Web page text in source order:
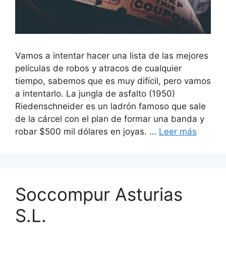
Vamos a intentar hacer una lista de las mejores
películas de robos y atracos de cualquier
tiempo, sabemos que es muy difícil, pero vamos
a intentarlo. La jungla de asfalto (1950)
Riedenschneider es un ladrón famoso que sale
de la cárcel con el plan de formar una banda y
robar $500 mil dólares en joyas. … Leer más
Soccompur Asturias
S.L.